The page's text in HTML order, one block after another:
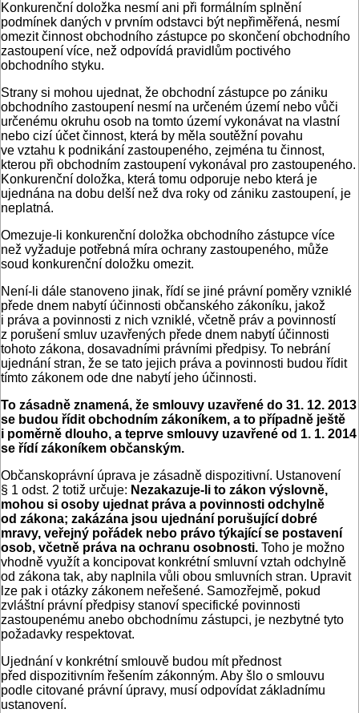
Konkurenční doložka nesmí ani při formálním splnění
podmínek daných v prvním odstavci být nepřiměřená, nesmí
omezit činnost obchodního zástupce po skončení obchodního
zastoupení více, než odpovídá pravidlům poctivého
obchodního styku.
Strany si mohou ujednat, že obchodní zástupce po zániku
obchodního zastoupení nesmí na určeném území nebo vůči
určenému okruhu osob na tomto území vykonávat na vlastní
nebo cizí účet činnost, která by měla soutěžní povahu
ve vztahu k podnikání zastoupeného, zejména tu činnost,
kterou při obchodním zastoupení vykonával pro zastoupeného.
Konkurenční doložka, která tomu odporuje nebo která je
ujednána na dobu delší než dva roky od zániku zastoupení, je
neplatná.
Omezuje-li konkurenční doložka obchodního zástupce více
než vyžaduje potřebná míra ochrany zastoupeného, může
soud konkurenční doložku omezit.
Není-li dále stanoveno jinak, řídí se jiné právní poměry vzniklé
přede dnem nabytí účinnosti občanského zákoníku, jakož
i práva a povinnosti z nich vzniklé, včetně práv a povinností
z porušení smluv uzavřených přede dnem nabytí účinnosti
tohoto zákona, dosavadními právními předpisy. To nebrání
ujednání stran, že se tato jejich práva a povinnosti budou řídit
tímto zákonem ode dne nabytí jeho účinnosti.
To zásadně znamená, že smlouvy uzavřené do 31. 12. 2013
se budou řídit obchodním zákoníkem, a to případně ještě
i poměrně dlouho, a teprve smlouvy uzavřené od 1. 1. 2014
se řídí zákoníkem občanským.
Občanskoprávní úprava je zásadně dispozitivní. Ustanovení
§ 1 odst. 2 totiž určuje: Nezakazuje-li to zákon výslovně,
mohou si osoby ujednat práva a povinnosti odchylně
od zákona; zakázána jsou ujednání porušující dobré
mravy, veřejný pořádek nebo právo týkající se postavení
osob, včetně práva na ochranu osobnosti. Toho je možno
vhodně využít a koncipovat konkrétní smluvní vztah odchylně
od zákona tak, aby naplnila vůli obou smluvních stran. Upravit
lze pak i otázky zákonem neřešené. Samozřejmě, pokud
zvláštní právní předpisy stanoví specifické povinnosti
zastoupenému anebo obchodnímu zástupci, je nezbytné tyto
požadavky respektovat.
Ujednání v konkrétní smlouvě budou mít přednost
před dispozitivním řešením zákonným. Aby šlo o smlouvu
podle citované právní úpravy, musí odpovídat základnímu
ustanovení.